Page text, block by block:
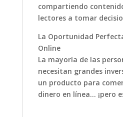
compartiendo
lectores a tomar
La Oportunidad
Online
La mayoría de las
necesitan grandes
un producto para
dinero en línea… ¡pero